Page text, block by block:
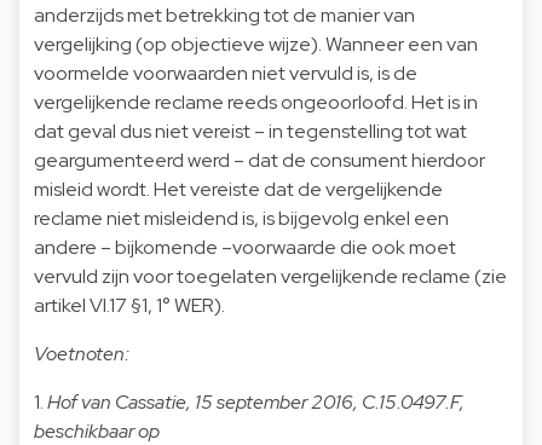
anderzijds met betrekking tot de manier van
vergelijking (op objectieve wijze). Wanneer een van
voormelde voorwaarden niet vervuld is, is de
vergelijkende reclame reeds ongeoorloofd. Het is in
dat geval dus niet vereist – in tegenstelling tot wat
geargumenteerd werd – dat de consument hierdoor
misleid wordt. Het vereiste dat de vergelijkende
reclame niet misleidend is, is bijgevolg enkel een
andere – bijkomende –voorwaarde die ook moet
vervuld zijn voor toegelaten vergelijkende reclame (zie
artikel VI.17 §1, 1° WER).
Voetnoten:
1.Hof van Cassatie, 15 september 2016, C.15.0497.F,
beschikbaar op